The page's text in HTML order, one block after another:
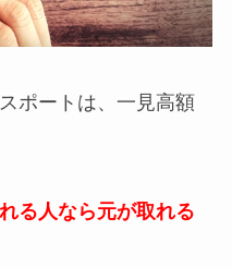
ポートは、一見高額
る人なら元が取れる